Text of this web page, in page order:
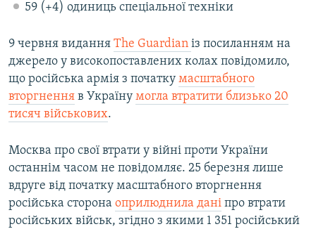
59 (+4) одиниць спеціальної техніки
9 червня видання The Guardian із посиланням на
джерело у високопоставлених колах повідомило,
що російська армія з початку масштабного
вторгнення в Україну могла втратити близько 20
тисяч військових.
Москва про свої втрати у війні проти України
останнім часом не повідомляє. 25 березня лише
вдруге від початку масштабного вторгнення
російська сторона оприлюднила дані про втрати
російських військ, згідно з якими 1 351 російський